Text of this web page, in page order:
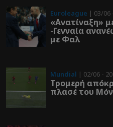
Euroleague | 03/06
«Ανατίναξη»
-Γενναία
με Φαλ
Mundial | 02/06 -
Τρομερή
πλασέ του